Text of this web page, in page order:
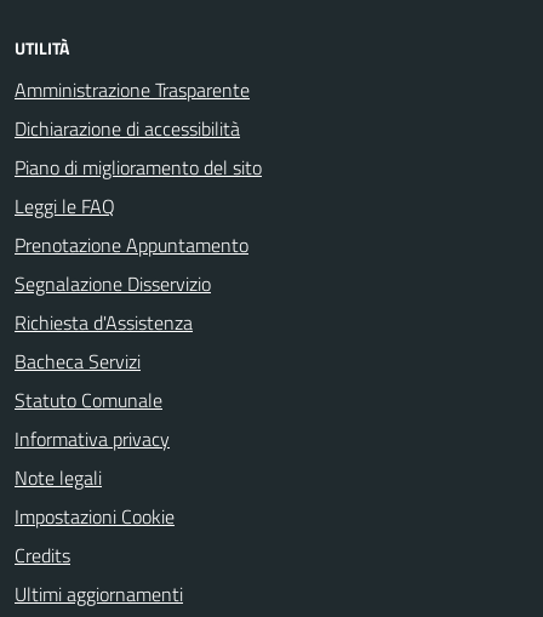
UTILITÀ
Amministrazione Trasparente
Dichiarazione di accessibilità
Piano di miglioramento del sito
Leggi le FAQ
Prenotazione Appuntamento
Segnalazione Disservizio
Richiesta d'Assistenza
Bacheca Servizi
Statuto Comunale
Informativa privacy
Note legali
Impostazioni Cookie
Credits
Ultimi aggiornamenti